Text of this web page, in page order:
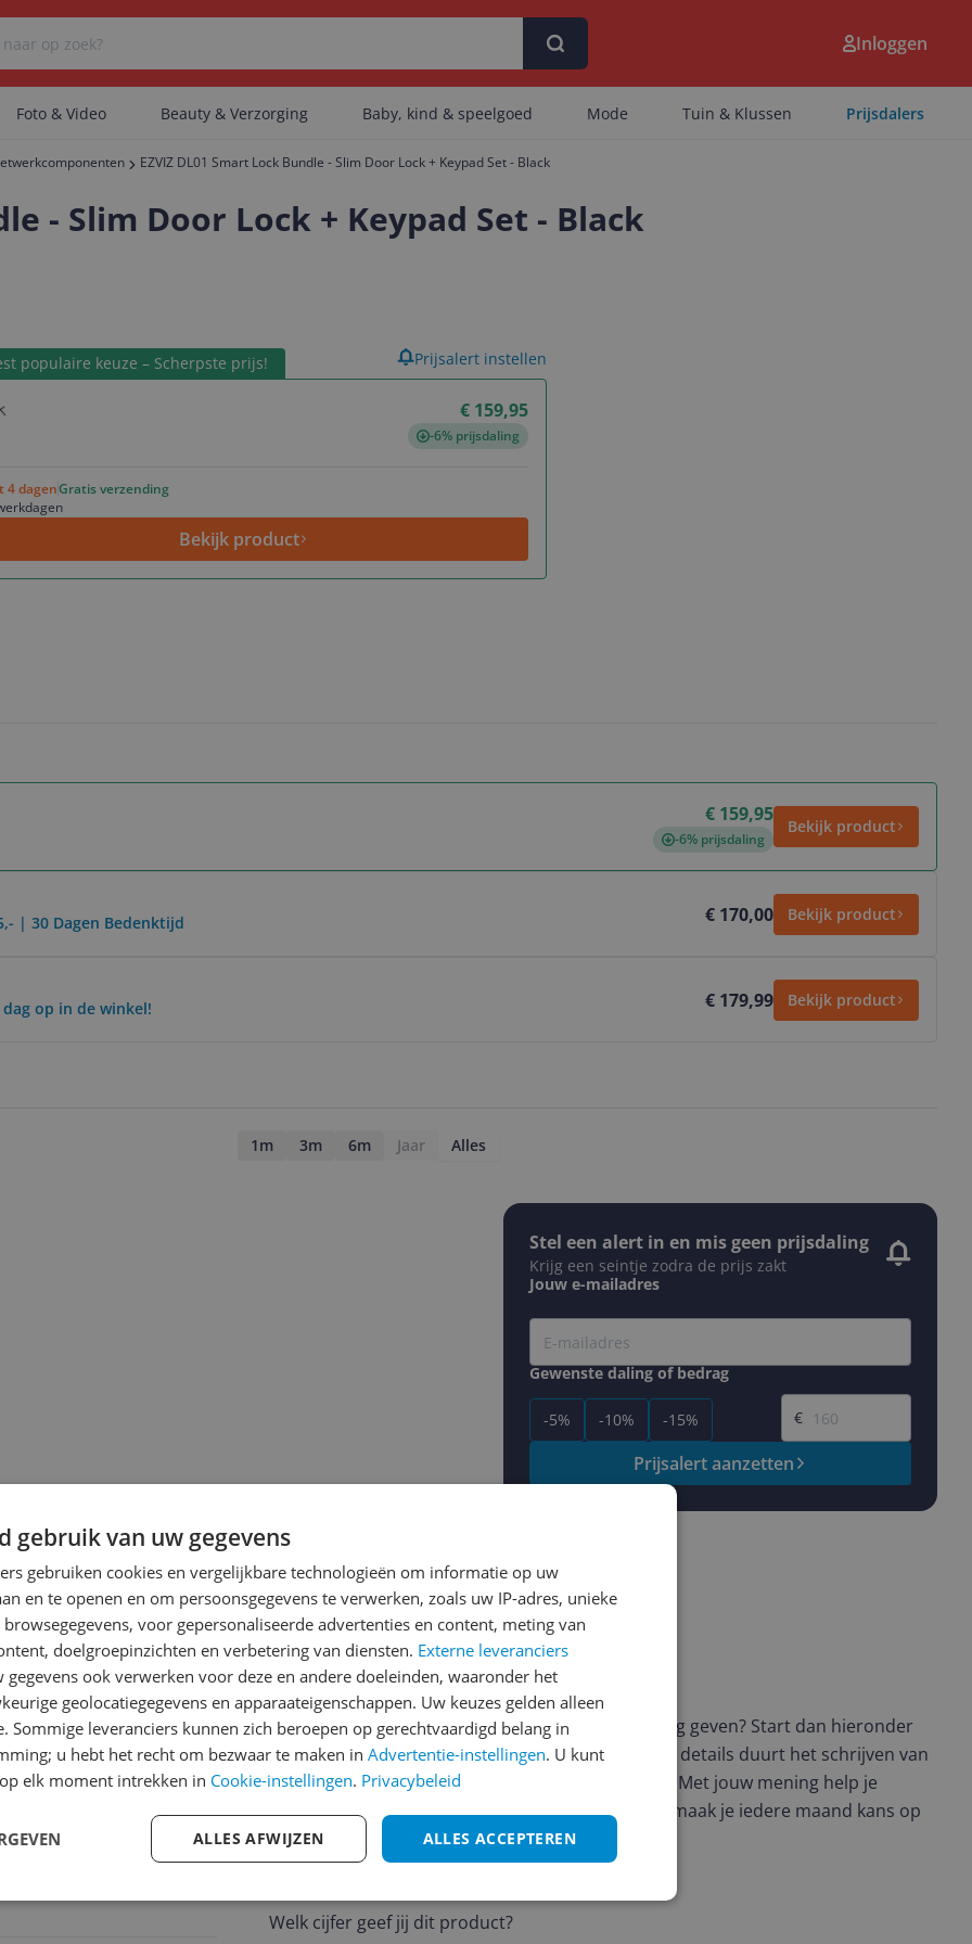
Er zijn geen categorieën gevonden.
Er zijn geen artikelen gevonden.
Inloggen
Foto & Video Beauty & Verzorging Baby, kind & speelgoed Mode Tuin & Klussen Prijsdalers
EZVIZ DL01 Smart Lock Bundle - Slim Door Lock + Keypad Set - Black
- Slim Door Lock + Keypad Set - Black
populaire keuze – Scherpste prijs!
€ 159,95
-6% prijsdaling
4 dagenGratis verzending
Bekijk product
Prijsalert instellen
€ 159,95
-6% prijsdaling
Bekijk product
| 30 Dagen Bedenktijd € 170,00 Bekijk product
op in de winkel! € 179,99 Bekijk product
1m 3m 6m Jaar Alles
Stel een alert in en mis geen prijsdaling
Krijg een seintje zodra de prijs zakt
Jouw e-mailadres
Gewenste daling of bedrag
-5% -10% -15%
Gewenste prijs
€
Prijsalert aanzetten
Reviews
Er zijn nog geen reviews geschreven
Heb jij dit product in bezit en wil je graag je mening geven? Start dan hieronder
met het schrijven van je review. Afhankelijk van de details duurt het schrijven van
een review gemiddeld tussen de 3 en 10 minuten. Met jouw mening help je
andere bezoekers een betere keuze te maken én maak je iedere maand kans op
€250,-!
Klik hier voor de actievoorwaarden.
Welk cijfer geef jij dit product?
gebruik van uw gegevens
gebruiken cookies en vergelijkbare technologieën om informatie op uw
en te openen en om persoonsgegevens te verwerken, zoals uw IP-adres, unieke
voor gepersonaliseerde advertenties en content, meting van
doelgroepinzichten en verbetering van diensten. Externe leveranciers
gegevens ook verwerken voor deze en andere doeleinden, waaronder het
geolocatiegegevens en apparaateigenschappen. Uw keuzes gelden alleen
Sommige leveranciers kunnen zich beroepen op gerechtvaardigd belang in
u hebt het recht om bezwaar te maken in Advertentie-instellingen. U kunt
elk moment intrekken in Cookie-instellingen. Privacybeleid
ALLES ACCEPTEREN
ALLES AFWIJZEN